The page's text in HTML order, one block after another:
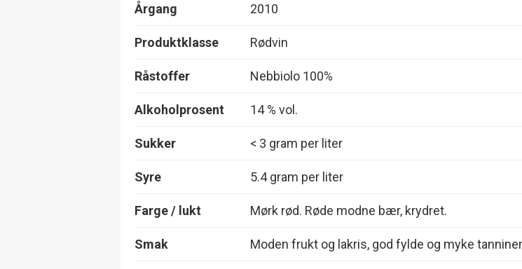
Årgang 2010
Produktklasse Rødvin
Råstoffer Nebbiolo 100%
Alkoholprosent 14 % vol.
Sukker < 3 gram per liter
Syre 5.4 gram per liter
Farge / lukt Mørk rød. Røde modne bær, krydret.
Smak Moden frukt og lakris, god fylde og myke